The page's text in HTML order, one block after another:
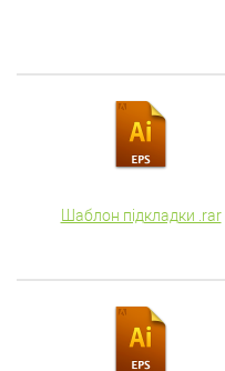
Шаблон підкладки .rar